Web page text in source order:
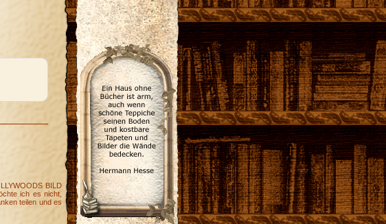
BILD
ich es nicht,
teilen und es